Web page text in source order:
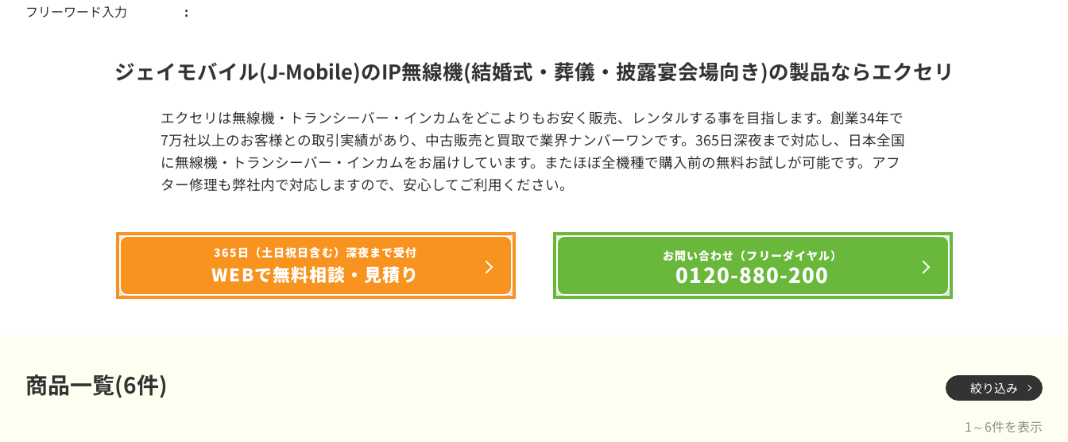
フリーワード入力
ジェイモバイル(J-Mobile)のIP無線機(結婚式・葬儀・披露宴会場向き)の製品ならエクセリ
エクセリは無線機・トランシーバー・インカムをどこよりもお安く販売、レンタルする事を目指します。創業34年で
7万社以上のお客様との取引実績があり、中古販売と買取で業界ナンバーワンです。365日深夜まで対応し、日本全国
に無線機・トランシーバー・インカムをお届けしています。またほぼ全機種で購入前の無料お試しが可能です。アフ
ター修理も弊社内で対応しますので、安心してご利用ください。
365日（土日祝日含む）深夜まで受付
WEBで無料相談・見積り
お問い合わせ（フリーダイヤル）
0120-880-200
商品一覧(6件) 絞り込み
1～6件を表示